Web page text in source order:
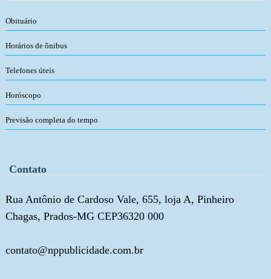
Obituário
Horários de ônibus
Telefones úteis
Horóscopo
Previsão completa do tempo
Contato
Rua Antônio de Cardoso Vale, 655, loja A, Pinheiro
Chagas, Prados-MG CEP36320 000
contato@nppublicidade.com.br